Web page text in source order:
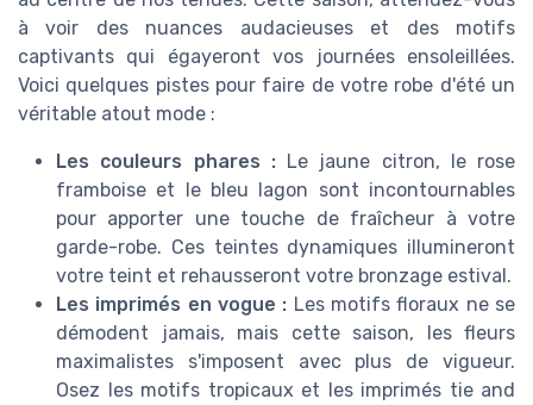
à voir des nuances audacieuses et des motifs
captivants qui égayeront vos journées ensoleillées.
Voici quelques pistes pour faire de votre robe d'été un
véritable atout mode :
Les couleurs phares :Le jaune citron, le rose
framboise et le bleu lagon sont incontournables
pour apporter une touche de fraîcheur à votre
garde-robe. Ces teintes dynamiques illumineront
votre teint et rehausseront votre bronzage estival.
Les imprimés en vogue : Les motifs floraux ne se
démodent jamais, mais cette saison, les fleurs
maximalistes s'imposent avec plus de vigueur.
Osez les motifs tropicaux et les imprimés tie and